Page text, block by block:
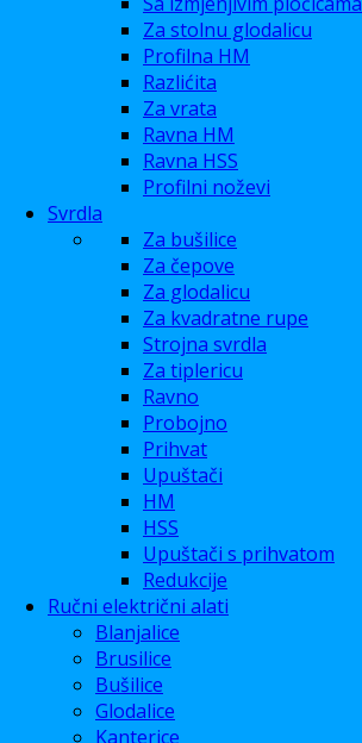
Za stolnu glodalicu
Profilna HM
Razlićita
Za vrata
Ravna HM
Ravna HSS
Profilni noževi
Svrdla
Za bušilice
Za čepove
Za glodalicu
Za kvadratne rupe
Strojna svrdla
Za tiplericu
Ravno
Probojno
Prihvat
Upuštači
HM
HSS
Upuštači s prihvatom
Redukcije
Ručni električni alati
Blanjalice
Brusilice
Bušilice
Glodalice
Kanterice